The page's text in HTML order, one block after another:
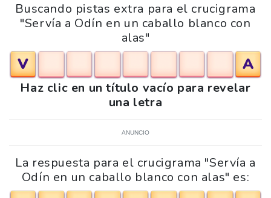
Buscando pistas extra para el crucigrama
"Servía a Odín en un caballo blanco con
alas"
V A
Haz clic en un título vacío para revelar
una letra
ANUNCIO
La respuesta para el crucigrama "Servía a
Odín en un caballo blanco con alas" es: